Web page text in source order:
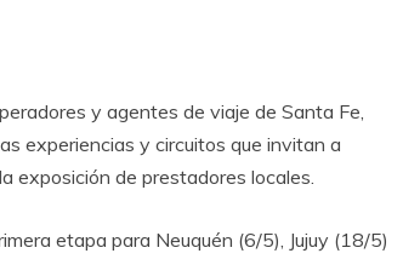
y agentes de viaje de Santa Fe,
experiencias y circuitos que invitan a
exposición de prestadores locales.
etapa para Neuquén (6/5), Jujuy (18/5)